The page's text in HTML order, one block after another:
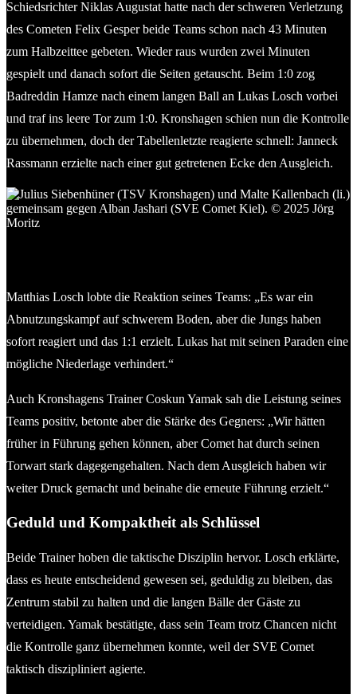
Schiedsrichter Niklas Augustat hatte nach der schweren Verletzung
des Cometen Felix Gesper beide Teams schon nach 43 Minuten
zum Halbzeittee gebeten. Wieder raus wurden zwei Minuten
gespielt und danach sofort die Seiten getauscht. Beim 1:0 zog
Badreddin Hamze nach einem langen Ball an Lukas Losch vorbei
und traf ins leere Tor zum 1:0. Kronshagen schien nun die Kontrolle
zu übernehmen, doch der Tabellenletzte reagierte schnell: Janneck
Rassmann erzielte nach einer gut getretenen Ecke den Ausgleich.
Matthias Losch lobte die Reaktion seines Teams: „Es war ein
Abnutzungskampf auf schwerem Boden, aber die Jungs haben
sofort reagiert und das 1:1 erzielt. Lukas hat mit seinen Paraden eine
mögliche Niederlage verhindert.“
Auch Kronshagens Trainer Coskun Yamak sah die Leistung seines
Teams positiv, betonte aber die Stärke des Gegners: „Wir hätten
früher in Führung gehen können, aber Comet hat durch seinen
Torwart stark dagegengehalten. Nach dem Ausgleich haben wir
weiter Druck gemacht und beinahe die erneute Führung erzielt.“
Geduld und Kompaktheit als Schlüssel
Beide Trainer hoben die taktische Disziplin hervor. Losch erklärte,
dass es heute entscheidend gewesen sei, geduldig zu bleiben, das
Zentrum stabil zu halten und die langen Bälle der Gäste zu
verteidigen. Yamak bestätigte, dass sein Team trotz Chancen nicht
die Kontrolle ganz übernehmen konnte, weil der SVE Comet
taktisch diszipliniert agierte.